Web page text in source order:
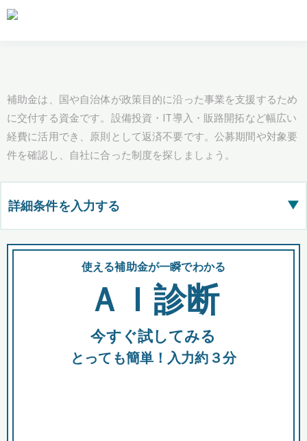
補助金は、国や自治体が政策目的に沿った事業を支援するため
に交付する資金です。設備投資・IT導入・販路開拓など幅広い
経費に活用でき、原則として返済不要です。公募期間や対象要
件を確認し、自社に合った制度を探しましょう。
詳細条件を入力する ▶
都道府県
全国の検索結果を含めて表示
助成金 融資 出資
使える補助金が一瞬でわかる
ＡＩ診断
今すぐ試してみる
とっても簡単！入力約３分